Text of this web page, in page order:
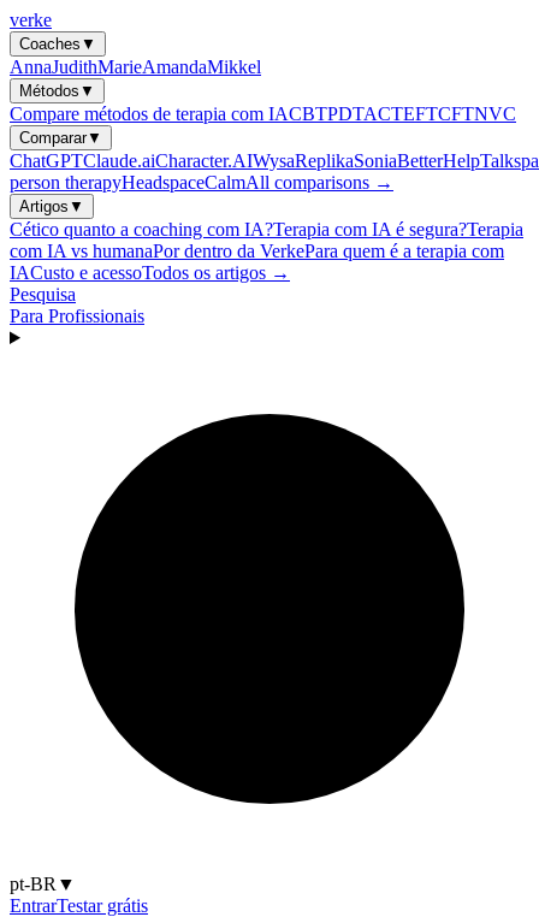
verke
Coaches ▼
AnnaJudithMarieAmandaMikkel
Métodos ▼
Compare métodos de terapia com IACBTPDTACTEFTCFTNVC
Comparar▼
ChatGPTClaude.aiCharacter.AIWysaReplikaSoniaBetterHelp
person therapyHeadspaceCalmAll comparisons →
Artigos ▼
Cético quanto a coaching com IA?Terapia com IA é segura?Terapia
com IA vs humanaPor dentro da VerkePara quem é a terapia com
IACusto e acessoTodos os artigos →
Pesquisa
Para Profissionais
pt-BR ▼
EntrarTestar grátis